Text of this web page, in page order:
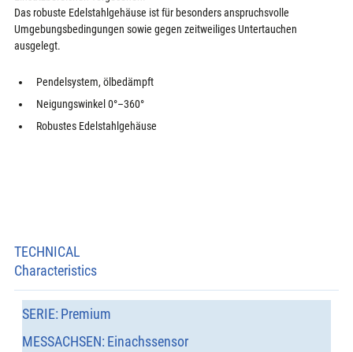
Das robuste Edelstahlgehäuse ist für besonders anspruchsvolle
Umgebungsbedingungen sowie gegen zeitweiliges Untertauchen
ausgelegt.
Pendelsystem, ölbedämpft
Neigungswinkel 0°–360°
Robustes Edelstahlgehäuse
TECHNICAL
Characteristics
SERIE: Premium
MESSACHSEN: Einachssensor